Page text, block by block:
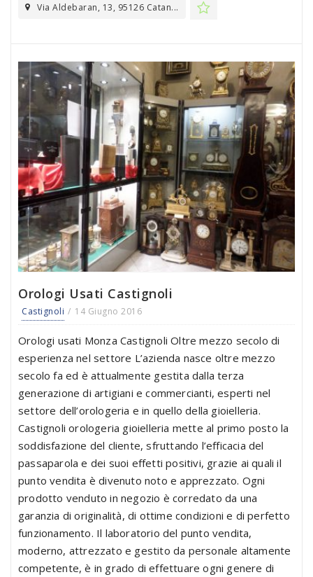
Via Aldebaran, 13, 95126 Catan...
Orologi Usati Castignoli
Castignoli 14 Giugno 2016
Orologi usati Monza Castignoli Oltre mezzo secolo di
esperienza nel settore L’azienda nasce oltre mezzo
secolo fa ed è attualmente gestita dalla terza
generazione di artigiani e commercianti, esperti nel
settore dell’orologeria e in quello della gioielleria.
Castignoli orologeria gioielleria mette al primo posto la
soddisfazione del cliente, sfruttando l’efficacia del
passaparola e dei suoi effetti positivi, grazie ai quali il
punto vendita è divenuto noto e apprezzato. Ogni
prodotto venduto in negozio è corredato da una
garanzia di originalità, di ottime condizioni e di perfetto
funzionamento. Il laboratorio del punto vendita,
moderno, attrezzato e gestito da personale altamente
competente, è in grado di effettuare ogni genere di